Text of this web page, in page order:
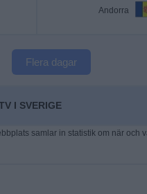
Andorra
Flera dagar
I SVERIGE
samlar in statistik om när och